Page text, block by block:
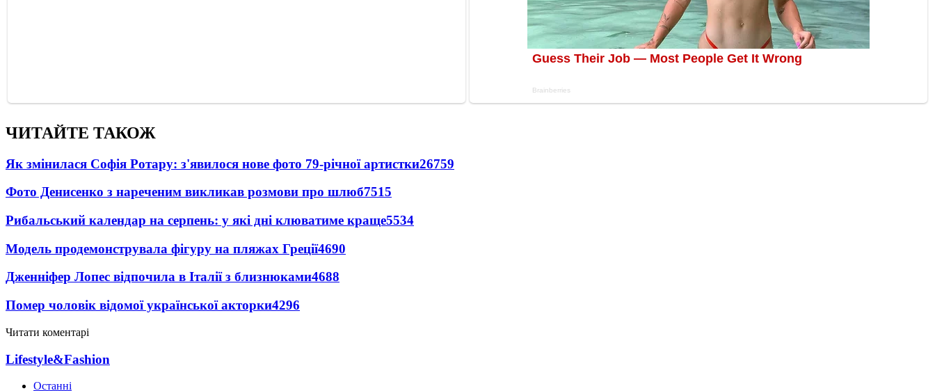
ЧИТАЙТЕ ТАКОЖ
Як змінилася Софія Ротару: з'явилося нове фото 79-річної артистки26759
Фото Денисенко з нареченим викликав розмови про шлюб7515
Рибальський календар на серпень: у які дні клюватиме краще5534
Модель продемонструвала фігуру на пляжах Греції4690
Дженніфер Лопес відпочила в Італії з близнюками4688
Помер чоловік відомої української акторки4296
Читати коментарі
Lifestyle&Fashion
Останні